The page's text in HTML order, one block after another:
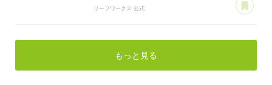
リーフワークス 公式
もっと見る